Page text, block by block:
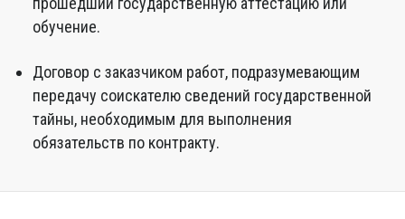
обучение.
Договор с заказчиком работ, подразумевающим
передачу соискателю сведений государственной
тайны, необходимым для выполнения
обязательств по контракту.